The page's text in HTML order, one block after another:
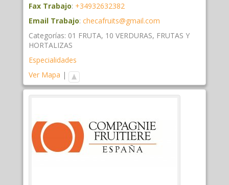
Fax Trabajo: +34932632382
Email Trabajo: checafruits@gmail.com
Categorías: 01 FRUTA, 10 VERDURAS, FRUTAS Y
HORTALIZAS
Especialidades
Ver Mapa |